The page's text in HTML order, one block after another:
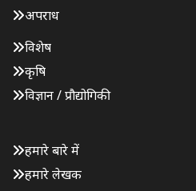
अपराध
विशेष
कृषि
विज्ञान / प्रौद्योगिकी
हमारे बारे में
हमारे लेखक